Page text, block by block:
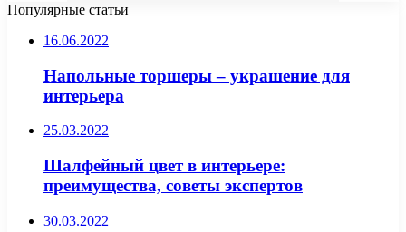
Популярные статьи
16.06.2022
Напольные торшеры – украшение для
интерьера
25.03.2022
Шалфейный цвет в интерьере:
преимущества, советы экспертов
30.03.2022